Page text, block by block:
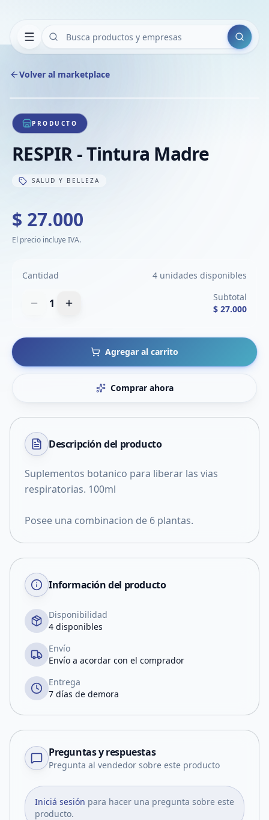
Buscar
Volver al marketplace
1/1
PRODUCTO
RESPIR - Tintura Madre
SALUD Y BELLEZA
$ 27.000
El precio incluye IVA.
Cantidad 4 unidades disponibles
1
Subtotal
$ 27.000
Agregar al carrito
Comprar ahora
Descripción del producto
Suplementos botanico para liberar las vias
respiratorias. 100ml
Posee una combinacion de 6 plantas.
Información del producto
Disponibilidad
4 disponibles
Envío
Envío a acordar con el comprador
Entrega
7 días de demora
Preguntas y respuestas
Pregunta al vendedor sobre este producto
Iniciá sesión para hacer una pregunta sobre este
producto.